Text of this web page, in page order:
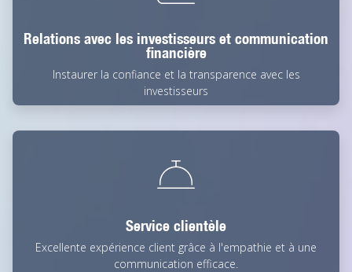
Relations avec les investisseurs et communication
financière
Instaurer la confiance et la transparence avec les
investisseurs
Service clientèle
Excellente expérience client grâce à l'empathie et à une
communication efficace.